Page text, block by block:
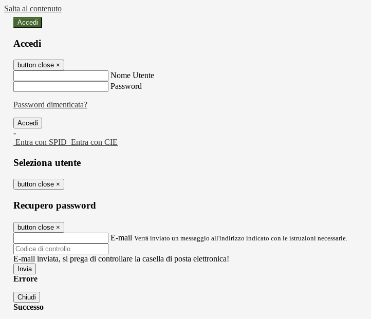
Salta al contenuto
Accedi
Accedi
button close ×
Nome Utente
Password
Password dimenticata?
-
Entra con SPID Entra con CIE
Seleziona utente
button close ×
Recupero password
button close ×
E-mail Verrà inviato un messaggio all'indirizzo indicato con le istruzioni necessarie.
E-mail inviata, si prega di controllare la casella di posta elettronica!
Errore
Chiudi
Successo